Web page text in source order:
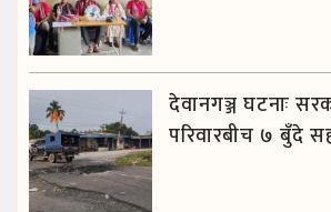
देवानगञ्ज घटनाः
परिवारबीच ७ बुँदे